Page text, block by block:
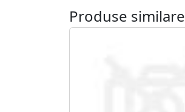
Produse similare